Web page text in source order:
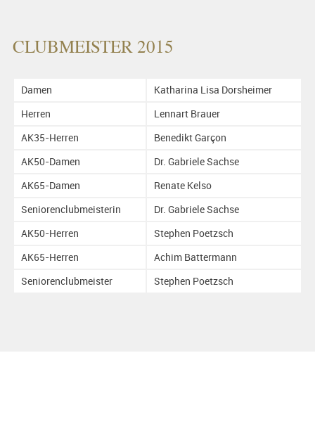
CLUBMEISTER 2015
Damen
Katharina Lisa Dorsheimer
Herren
Lennart Brauer
AK35-Herren
Benedikt Garçon
AK50-Damen
Dr. Gabriele Sachse
AK65-Damen
Renate Kelso
Seniorenclubmeisterin
Dr. Gabriele Sachse
AK50-Herren
Stephen Poetzsch
AK65-Herren
Achim Battermann
Seniorenclubmeister
Stephen Poetzsch